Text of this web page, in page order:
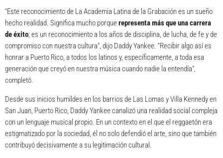
“Este reconocimiento de La Academia Latina de la Grabación es un sueño
hecho realidad. Significa mucho porquerepresenta más que una carrera
de éxito; es un reconocimiento a los años de disciplina, de lucha, de fe y de
compromiso con nuestra cultura”, dijo Daddy Yankee. “Recibir algo así es
honrar a Puerto Rico, a todos los latinos y, específicamente, a toda esa
generación que creyó en nuestra música cuando nadie la entendía”,
completó.
Desde sus inicios humildes en los barrios de Las Lomas y Villa Kennedy en
San Juan, Puerto Rico, Daddy Yankee canalizó una realidad social compleja
con un lenguaje musical propio. En un contexto en el que el reggaetón era
estigmatizado por la sociedad, él no solo defendió el arte, sino que también
contribuyó decisivamente a su legitimación cultural.